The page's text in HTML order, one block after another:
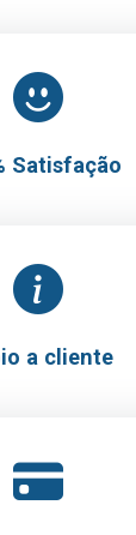
Satisfação
a cliente